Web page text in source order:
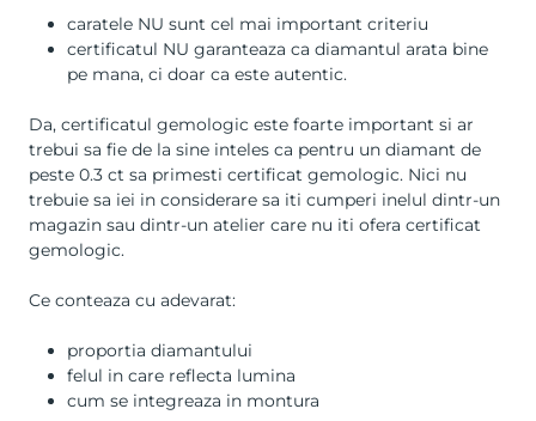
caratele NU sunt cel mai important criteriu
certificatul NU garanteaza ca diamantul arata bine
pe mana, ci doar ca este autentic.
Da, certificatul gemologic este foarte important si ar
trebui sa fie de la sine inteles ca pentru un diamant de
peste 0.3 ct sa primesti certificat gemologic. Nici nu
trebuie sa iei in considerare sa iti cumperi inelul dintr-un
magazin sau dintr-un atelier care nu iti ofera certificat
gemologic.
Ce conteaza cu adevarat:
proportia diamantului
felul in care reflecta lumina
cum se integreaza in montura